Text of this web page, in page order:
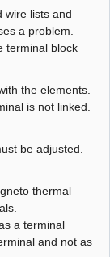
wire lists and
a problem.
terminal block
the elements.
is not linked.
be adjusted.
thermal
a terminal
and not as